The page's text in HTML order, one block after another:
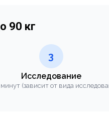
90 кг
3
Исследование
(зависит от вида